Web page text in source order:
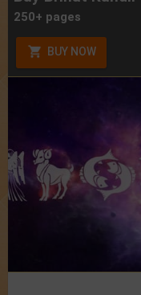
250+ pages
BUY NOW